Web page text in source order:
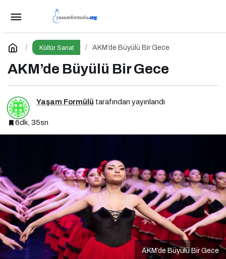
Kültür Sanat AKM’de Büyülü Bir Gece
AKM’de Büyülü Bir Gece
Yaşam Formülü tarafından yayınlandı
6dk, 35sn
AKM’de Büyülü Bir Gece
Zorlu PSM’de 22 – 28 Haziran Haftası
Yorum Yap